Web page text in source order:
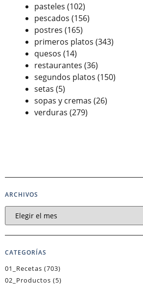
pasteles (102)
pescados (156)
postres (165)
primeros platos (343)
quesos (14)
restaurantes (36)
segundos platos (150)
setas (5)
sopas y cremas (26)
verduras (279)
ARCHIVOS
CATEGORÍAS
01_Recetas (703)
02_Productos (5)